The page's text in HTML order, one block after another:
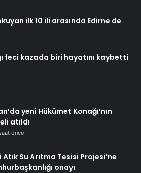
ilk 10 ili arasında Edirne de
feci kazada biri hayatını kaybetti
yeni Hükümet Konağı’nın
atıldı
önce
Atık Su Arıtma Tesisi Projesi’ne
onayı